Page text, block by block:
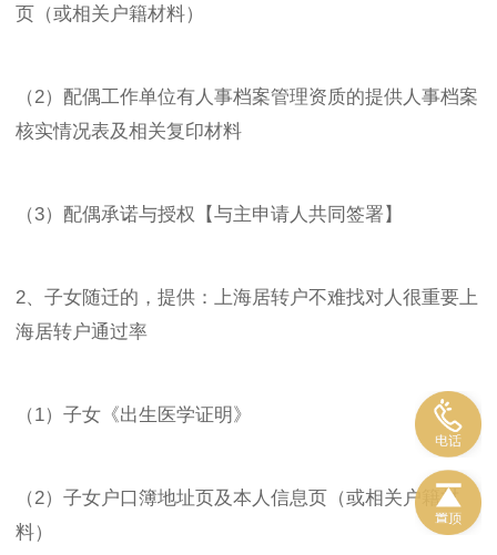
页（或相关户籍材料）
（2）配偶工作单位有人事档案管理资质的提供人事档案
核实情况表及相关复印材料
（3）配偶承诺与授权【与主申请人共同签署】
2、子女随迁的，提供：上海居转户不难找对人很重要上
海居转户通过率
（1）子女《出生医学证明》
（2）子女户口簿地址页及本人信息页（或相关户籍材
料）